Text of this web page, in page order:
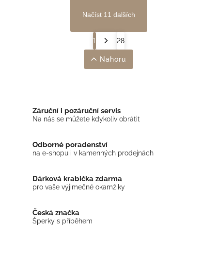
Načíst 11 dalších
1 28
Nahoru
Záruční i pozáruční servis
Na nás se můžete kdykoliv obrátit
Odborné poradenství
na e-shopu i v kamenných prodejnách
Dárková krabička zdarma
pro vaše výjimečné okamžiky
Česká značka
Šperky s příběhem